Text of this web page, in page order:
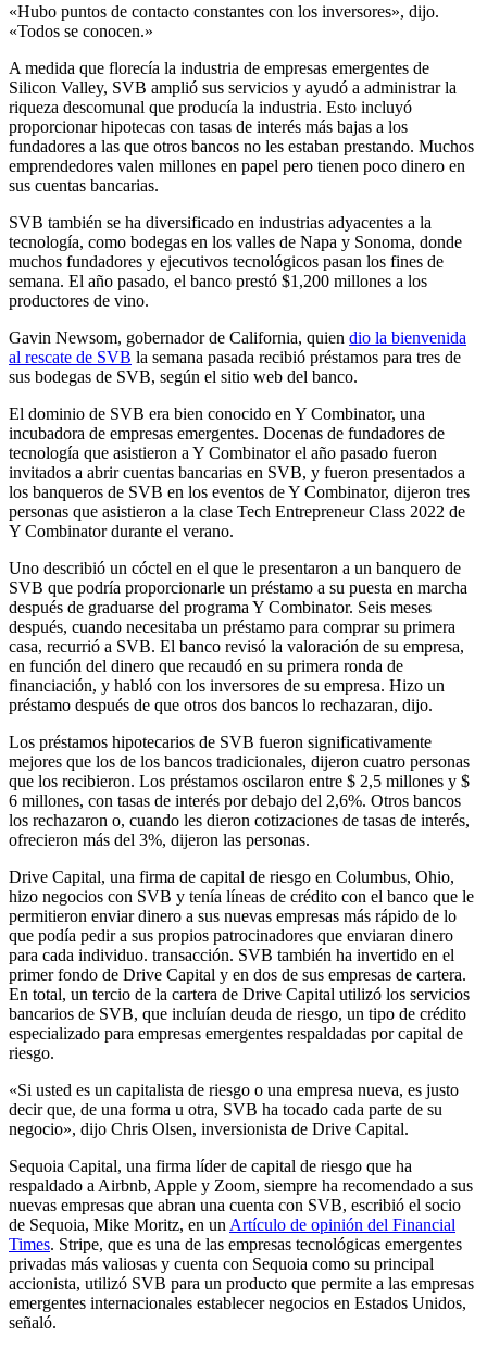
«Hubo puntos de contacto constantes con los inversores», dijo.
«Todos se conocen.»
A medida que florecía la industria de empresas emergentes de
Silicon Valley, SVB amplió sus servicios y ayudó a administrar la
riqueza descomunal que producía la industria. Esto incluyó
proporcionar hipotecas con tasas de interés más bajas a los
fundadores a las que otros bancos no les estaban prestando. Muchos
emprendedores valen millones en papel pero tienen poco dinero en
sus cuentas bancarias.
SVB también se ha diversificado en industrias adyacentes a la
tecnología, como bodegas en los valles de Napa y Sonoma, donde
muchos fundadores y ejecutivos tecnológicos pasan los fines de
semana. El año pasado, el banco prestó $1,200 millones a los
productores de vino.
Gavin Newsom, gobernador de California, quien dio la bienvenida
al rescate de SVB la semana pasada recibió préstamos para tres de
sus bodegas de SVB, según el sitio web del banco.
El dominio de SVB era bien conocido en Y Combinator, una
incubadora de empresas emergentes. Docenas de fundadores de
tecnología que asistieron a Y Combinator el año pasado fueron
invitados a abrir cuentas bancarias en SVB, y fueron presentados a
los banqueros de SVB en los eventos de Y Combinator, dijeron tres
personas que asistieron a la clase Tech Entrepreneur Class 2022 de
Y Combinator durante el verano.
Uno describió un cóctel en el que le presentaron a un banquero de
SVB que podría proporcionarle un préstamo a su puesta en marcha
después de graduarse del programa Y Combinator. Seis meses
después, cuando necesitaba un préstamo para comprar su primera
casa, recurrió a SVB. El banco revisó la valoración de su empresa,
en función del dinero que recaudó en su primera ronda de
financiación, y habló con los inversores de su empresa. Hizo un
préstamo después de que otros dos bancos lo rechazaran, dijo.
Los préstamos hipotecarios de SVB fueron significativamente
mejores que los de los bancos tradicionales, dijeron cuatro personas
que los recibieron. Los préstamos oscilaron entre $ 2,5 millones y $
6 millones, con tasas de interés por debajo del 2,6%. Otros bancos
los rechazaron o, cuando les dieron cotizaciones de tasas de interés,
ofrecieron más del 3%, dijeron las personas.
Drive Capital, una firma de capital de riesgo en Columbus, Ohio,
hizo negocios con SVB y tenía líneas de crédito con el banco que le
permitieron enviar dinero a sus nuevas empresas más rápido de lo
que podía pedir a sus propios patrocinadores que enviaran dinero
para cada individuo. transacción. SVB también ha invertido en el
primer fondo de Drive Capital y en dos de sus empresas de cartera.
En total, un tercio de la cartera de Drive Capital utilizó los servicios
bancarios de SVB, que incluían deuda de riesgo, un tipo de crédito
especializado para empresas emergentes respaldadas por capital de
riesgo.
«Si usted es un capitalista de riesgo o una empresa nueva, es justo
decir que, de una forma u otra, SVB ha tocado cada parte de su
negocio», dijo Chris Olsen, inversionista de Drive Capital.
Sequoia Capital, una firma líder de capital de riesgo que ha
respaldado a Airbnb, Apple y Zoom, siempre ha recomendado a sus
nuevas empresas que abran una cuenta con SVB, escribió el socio
de Sequoia, Mike Moritz, en un Artículo de opinión del Financial
Times. Stripe, que es una de las empresas tecnológicas emergentes
privadas más valiosas y cuenta con Sequoia como su principal
accionista, utilizó SVB para un producto que permite a las empresas
emergentes internacionales establecer negocios en Estados Unidos,
señaló.